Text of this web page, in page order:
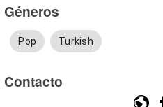
Géneros
Pop Turkish
Contacto